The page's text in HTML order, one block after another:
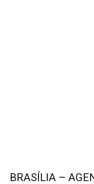
BRASÍLIA –